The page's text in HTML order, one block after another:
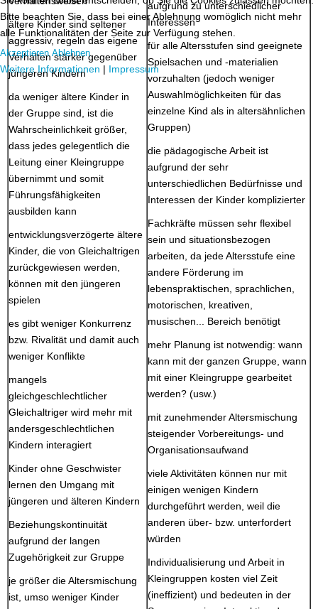
ältere Kinder sind seltener
aggressiv, regeln das eigene
Verhalten stärker gegenüber
jüngeren Kindern
da weniger ältere Kinder in
der Gruppe sind, ist die
Wahrscheinlichkeit größer,
dass jedes gelegentlich die
Leitung einer Kleingruppe
übernimmt und somit
Führungsfähigkeiten
ausbilden kann
entwicklungsverzögerte ältere
Kinder, die von Gleichaltrigen
zurückgewiesen werden,
können mit den jüngeren
spielen
es gibt weniger Konkurrenz
bzw. Rivalität und damit auch
weniger Konflikte
mangels
gleichgeschlechtlicher
Gleichaltriger wird mehr mit
andersgeschlechtlichen
Kindern interagiert
Kinder ohne Geschwister
lernen den Umgang mit
jüngeren und älteren Kindern
Beziehungskontinuität
aufgrund der langen
Zugehörigkeit zur Gruppe
je größer die Altersmischung
ist, umso weniger Kinder
aufgrund zu unterschiedlicher
Interessen
für alle Altersstufen sind geeignete
Spielsachen und -materialien
vorzuhalten (jedoch weniger
Auswahlmöglichkeiten für das
einzelne Kind als in altersähnlichen
Gruppen)
die pädagogische Arbeit ist
aufgrund der sehr
unterschiedlichen Bedürfnisse und
Interessen der Kinder komplizierter
Fachkräfte müssen sehr flexibel
sein und situationsbezogen
arbeiten, da jede Altersstufe eine
andere Förderung im
lebenspraktischen, sprachlichen,
motorischen, kreativen,
musischen... Bereich benötigt
mehr Planung ist notwendig: wann
kann mit der ganzen Gruppe, wann
mit einer Kleingruppe gearbeitet
werden? (usw.)
mit zunehmender Altersmischung
steigender Vorbereitungs- und
Organisationsaufwand
viele Aktivitäten können nur mit
einigen wenigen Kindern
durchgeführt werden, weil die
anderen über- bzw. unterfordert
würden
Individualisierung und Arbeit in
Kleingruppen kosten viel Zeit
(ineffizient) und bedeuten in der
Bitte beachten Sie, dass bei einer Ablehnung womöglich nicht mehr
alle Funktionalitäten der Seite zur Verfügung stehen.
Akzeptieren Ablehnen
Weitere Informationen | Impressum